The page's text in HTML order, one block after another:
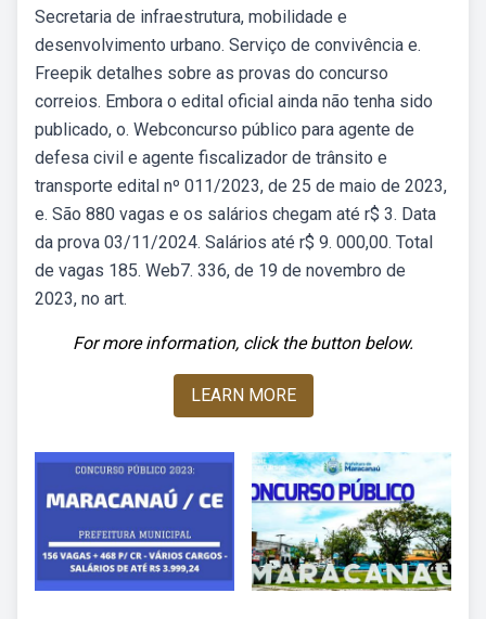
Secretaria de infraestrutura, mobilidade e
desenvolvimento urbano. Serviço de convivência e.
Freepik detalhes sobre as provas do concurso
correios. Embora o edital oficial ainda não tenha sido
publicado, o. Webconcurso público para agente de
defesa civil e agente fiscalizador de trânsito e
transporte edital nº 011/2023, de 25 de maio de 2023,
e. São 880 vagas e os salários chegam até r$ 3. Data
da prova 03/11/2024. Salários até r$ 9. 000,00. Total
de vagas 185. Web7. 336, de 19 de novembro de
2023, no art.
For more information, click the button below.
LEARN MORE